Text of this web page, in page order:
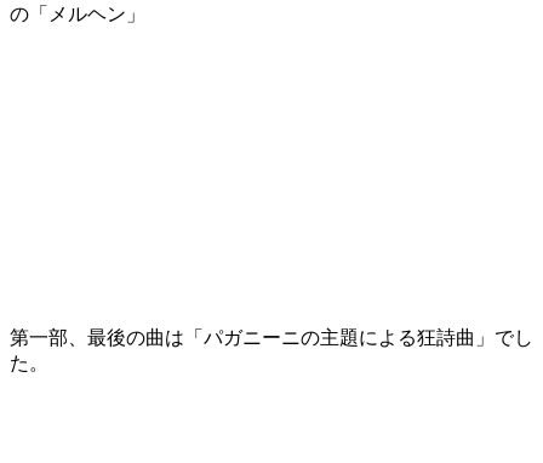
の「メルヘン」
第一部、最後の曲は「パガニーニの主題による狂詩曲」でし
た。